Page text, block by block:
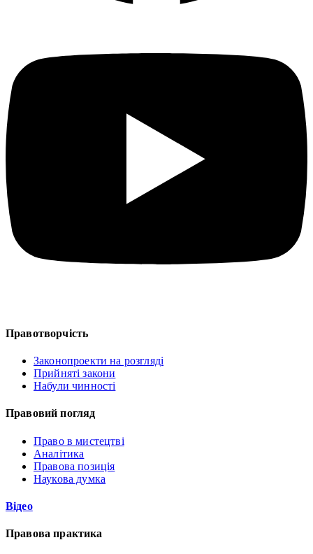
Правотворчість
Законопроекти на розгляді
Прийняті закони
Набули чинності
Правовий погляд
Право в мистецтві
Аналітика
Правова позиція
Наукова думка
Відео
Правова практика